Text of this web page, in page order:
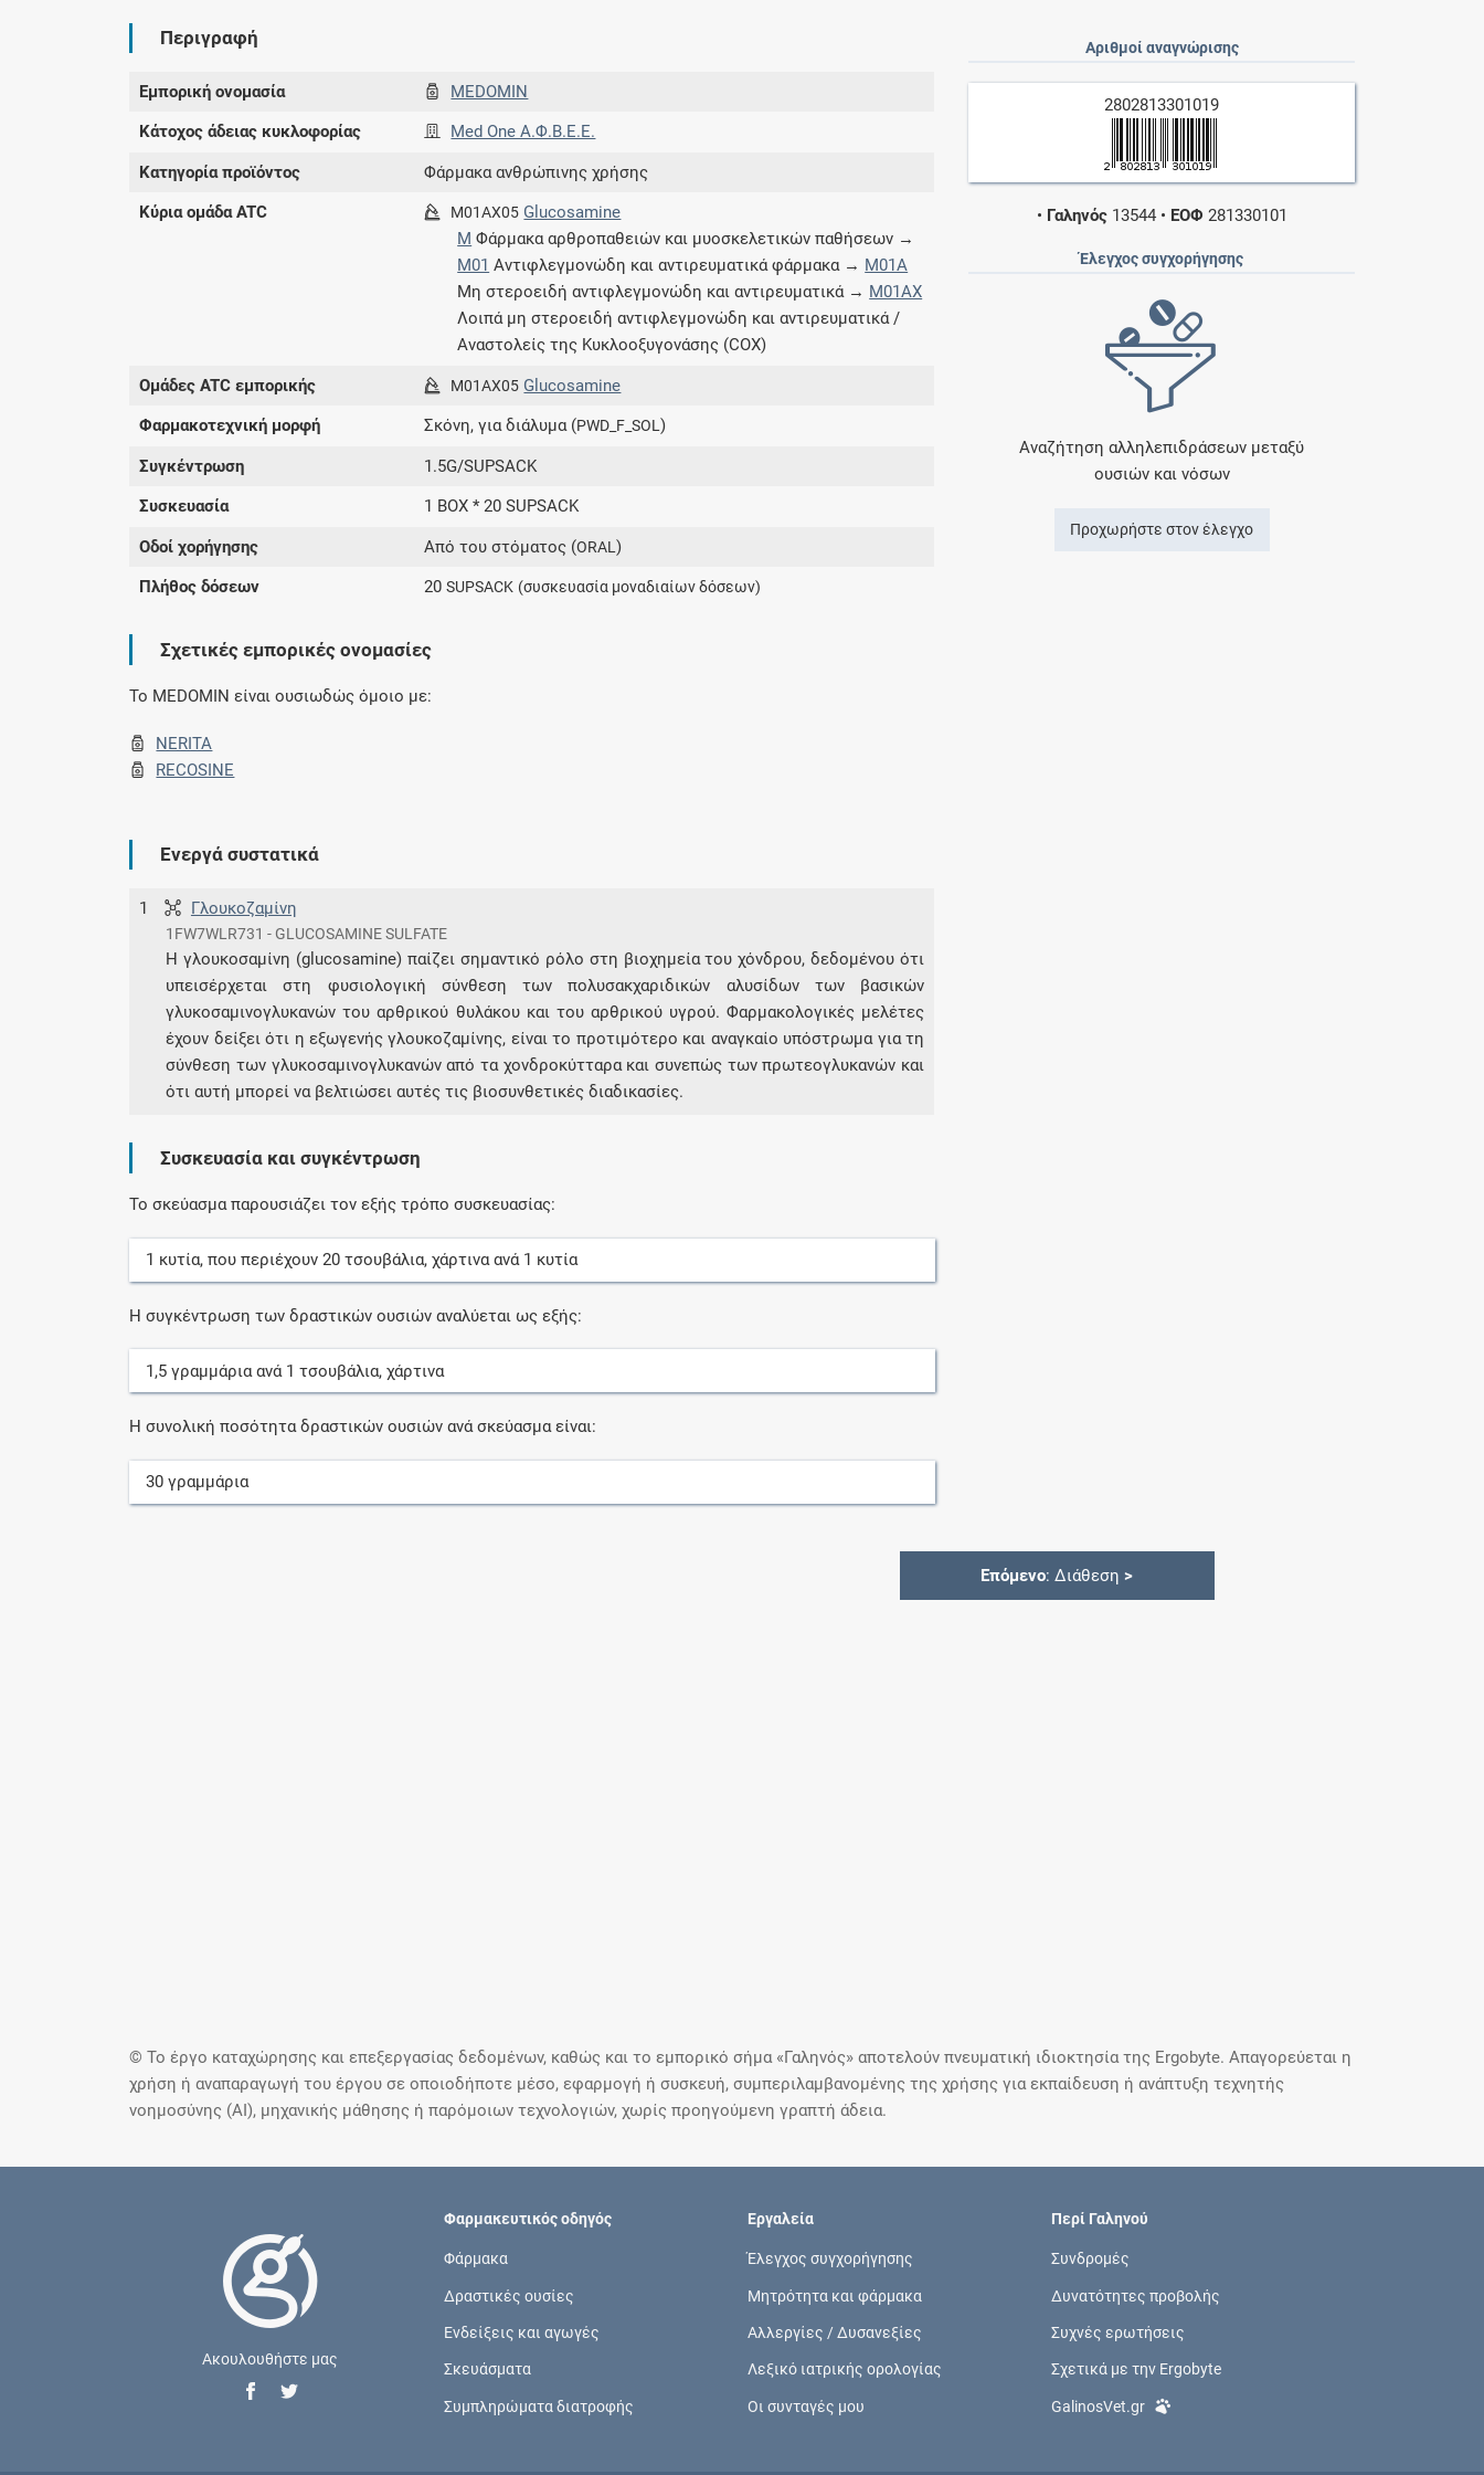
επιπλέον παροχές των συνδρομητικών
Ενδείξεις και αγωγές
Βρείτε θεραπευτικές ενδείξεις και αγωγές για
νόσους, συμπτώματα και ιατρικές πράξεις
Μοιραζόμαστε μαζί σας γεγονότα της
πορείας του Galinos.gr από το 2011 μέχρι
Περιγραφή
Εμπορική ονομασία MEDOMIN
Κάτοχος άδειας κυκλοφορίας Med One Α.Φ.Β.Ε.Ε.
Κατηγορία προϊόντος Φάρμακα ανθρώπινης χρήσης
Κύρια ομάδα ATC M01AX05 Glucosamine
M Φάρμακα αρθροπαθειών και μυοσκελετικών παθήσεων →
M01 Αντιφλεγμονώδη και αντιρευματικά φάρμακα → M01A
Μη στεροειδή αντιφλεγμονώδη και αντιρευματικά → M01AX
Λοιπά μη στεροειδή αντιφλεγμονώδη και αντιρευματικά /
Αναστολείς της Κυκλοοξυγονάσης (COX)
Ομάδες ATC εμπορικής M01AX05 Glucosamine
Φαρμακοτεχνική μορφή Σκόνη, για διάλυμα (PWD_F_SOL)
Συγκέντρωση 1.5G/SUPSACK
Συσκευασία 1 BOX * 20 SUPSACK
Οδοί χορήγησης Από του στόματος (ORAL)
Πλήθος δόσεων 20SUPSACK (συσκευασία μοναδιαίων δόσεων)
Σχετικές εμπορικές ονομασίες
To MEDOMIN είναι ουσιωδώς όμοιο με:
NERITA
RECOSINE
Αριθμοί αναγνώρισης
2802813301019
• Γαληνός13544 • ΕΟΦ 281330101
Έλεγχος συγχορήγησης
Αναζήτηση αλληλεπιδράσεων μεταξύ
ουσιών και νόσων
Προχωρήστε στον έλεγχο
Ενεργά συστατικά
1 Γλουκοζαμίνη
1FW7WLR731 - GLUCOSAMINE SULFATE
Η γλουκοσαμίνη (glucosamine) παίζει σημαντικό ρόλο στη βιοχημεία του χόνδρου, δεδομένου ότι
υπεισέρχεται στη φυσιολογική σύνθεση των πολυσακχαριδικών αλυσίδων των βασικών
γλυκοσαμινογλυκανών του αρθρικού θυλάκου και του αρθρικού υγρού. Φαρμακολογικές μελέτες
έχουν δείξει ότι η εξωγενής γλουκοζαμίνης, είναι το προτιμότερο και αναγκαίο υπόστρωμα για τη
σύνθεση των γλυκοσαμινογλυκανών από τα χονδροκύτταρα και συνεπώς των πρωτεογλυκανών και
ότι αυτή μπορεί να βελτιώσει αυτές τις βιοσυνθετικές διαδικασίες.
Συσκευασία και συγκέντρωση
Το σκεύασμα παρουσιάζει τον εξής τρόπο συσκευασίας:
1 κυτία, που περιέχουν20 τσουβάλια, χάρτιναανά 1 κυτία
Η συγκέντρωση των δραστικών ουσιών αναλύεται ως εξής:
1,5 γραμμάριαανά 1 τσουβάλια, χάρτινα
Η συνολική ποσότητα δραστικών ουσιών ανά σκεύασμα είναι:
30 γραμμάρια
Επόμενο: Διάθεση >
© Το έργο καταχώρησης και επεξεργασίας δεδομένων, καθώς και το εμπορικό σήμα «Γαληνός» αποτελούν πνευματική ιδιοκτησία της Ergobyte. Απαγορεύεται η
χρήση ή αναπαραγωγή του έργου σε οποιοδήποτε μέσο, εφαρμογή ή συσκευή, συμπεριλαμβανομένης της χρήσης για εκπαίδευση ή ανάπτυξη τεχνητής
νοημοσύνης (AI), μηχανικής μάθησης ή παρόμοιων τεχνολογιών, χωρίς προηγούμενη γραπτή άδεια.
Ακουλουθήστε μας
Φαρμακευτικός οδηγός
Φάρμακα
Δραστικές ουσίες
Ενδείξεις και αγωγές
Σκευάσματα
Συμπληρώματα διατροφής
Εργαλεία
Έλεγχος συγχορήγησης
Μητρότητα και φάρμακα
Αλλεργίες / Δυσανεξίες
Λεξικό ιατρικής ορολογίας
Οι συνταγές μου
Περί Γαληνού
Συνδρομές
Δυνατότητες προβολής
Συχνές ερωτήσεις
Σχετικά με την Ergobyte
GalinosVet.gr